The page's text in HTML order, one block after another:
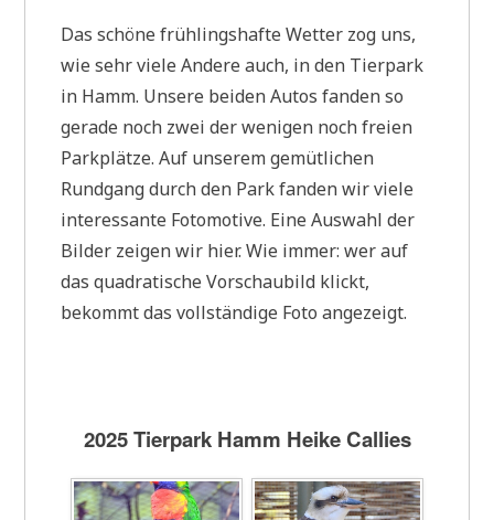
Das schöne frühlingshafte Wetter zog uns,
wie sehr viele Andere auch, in den Tierpark
in Hamm. Unsere beiden Autos fanden so
gerade noch zwei der wenigen noch freien
Parkplätze. Auf unserem gemütlichen
Rundgang durch den Park fanden wir viele
interessante Fotomotive. Eine Auswahl der
Bilder zeigen wir hier. Wie immer: wer auf
das quadratische Vorschaubild klickt,
bekommt das vollständige Foto angezeigt.
2025 Tierpark Hamm Heike Callies